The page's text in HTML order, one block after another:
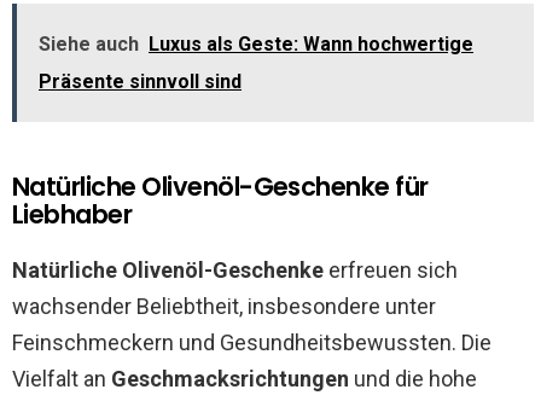
Siehe auch Luxus als Geste: Wann hochwertige
Präsente sinnvoll sind
Natürliche Olivenöl-Geschenke für
Liebhaber
Natürliche Olivenöl-Geschenke erfreuen sich
wachsender Beliebtheit, insbesondere unter
Feinschmeckern und Gesundheitsbewussten. Die
Vielfalt an Geschmacksrichtungen und die hohe